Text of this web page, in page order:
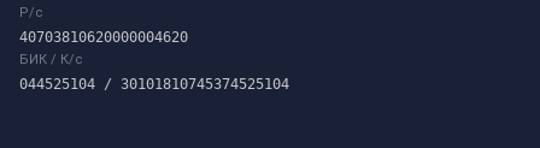
Р/с
40703810620000004620
БИК / К/с
044525104 / 30101810745374525104